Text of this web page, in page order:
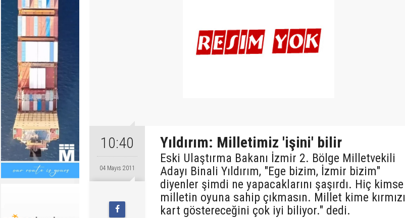
10:40
04 Mayıs 2011
Yıldırım: Milletimiz 'işini' bilir
Eski Ulaştırma Bakanı İzmir 2. Bölge Milletvekili
Adayı Binali Yıldırım, "Ege bizim, İzmir bizim"
diyenler şimdi ne yapacaklarını şaşırdı. Hiç kimse
milletin oyuna sahip çıkmasın. Millet kime kırmızı
kart göstereceğini çok iyi biliyor." dedi.